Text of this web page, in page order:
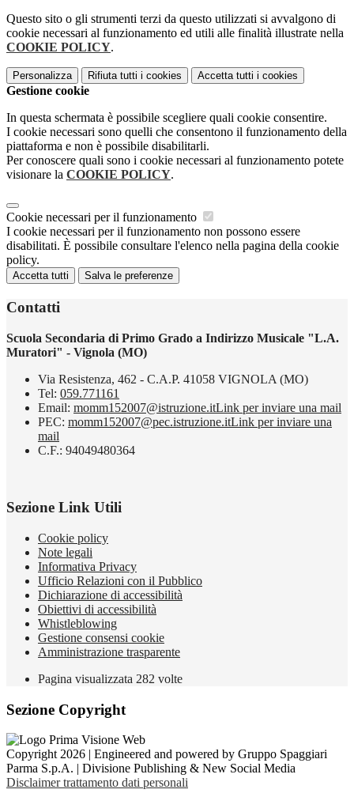
Questo sito o gli strumenti terzi da questo utilizzati si avvalgono di
cookie necessari al funzionamento ed utili alle finalità illustrate nella
COOKIE POLICY.
Personalizza Rifiuta tutti i cookies Accetta tutti i cookies
Gestione cookie
In questa schermata è possibile scegliere quali cookie consentire.
I cookie necessari sono quelli che consentono il funzionamento della
piattaforma e non è possibile disabilitarli.
Per conoscere quali sono i cookie necessari al funzionamento potete
visionare la COOKIE POLICY.
Cookie necessari per il funzionamento
I cookie necessari per il funzionamento non possono essere
disabilitati. È possibile consultare l'elenco nella pagina della cookie
policy.
Accetta tutti Salva le preferenze
Contatti
Scuola Secondaria di Primo Grado a Indirizzo Musicale "L.A.
Muratori" - Vignola (MO)
Via Resistenza, 462 - C.A.P. 41058 VIGNOLA (MO)
Tel: 059.771161
Email: momm152007@istruzione.itLink per inviare una mail
PEC: momm152007@pec.istruzione.itLink per inviare una
mail
C.F.: 94049480364
Sezione Link Utili
Cookie policy
Note legali
Informativa Privacy
Ufficio Relazioni con il Pubblico
Dichiarazione di accessibilità
Obiettivi di accessibilità
Whistleblowing
Gestione consensi cookie
Amministrazione trasparente
Pagina visualizzata 282 volte
Sezione Copyright
Copyright 2026 | Engineered and powered by Gruppo Spaggiari
Parma S.p.A. | Divisione Publishing & New Social Media
Disclaimer trattamento dati personali